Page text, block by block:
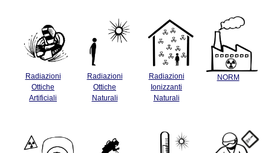
Radiazioni
Ottiche
Artificiali
Radiazioni
Ottiche
Naturali
Radiazioni
Ionizzanti
Naturali
NORM